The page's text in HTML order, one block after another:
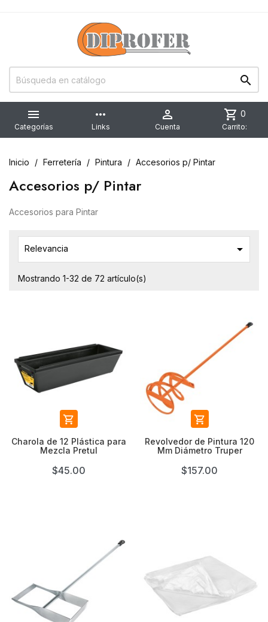


Categorías
more_horiz
Links

Cuenta
shopping_cart 0
Carrito:
Inicio Ferretería Pintura Accesorios p/ Pintar
Accesorios p/ Pintar
Accesorios para Pintar
Relevancia 
Mostrando 1-32 de 72 artículo(s)

Charola de 12 Plástica para
Mezcla Pretul
$45.00

Revolvedor de Pintura 120
Mm Diámetro Truper
$157.00